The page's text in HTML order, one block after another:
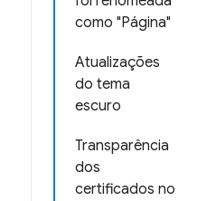
como "Página"
Atualizações
do tema
escuro
Transparência
dos
certificados no